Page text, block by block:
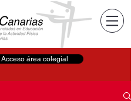
Acceso área colegial